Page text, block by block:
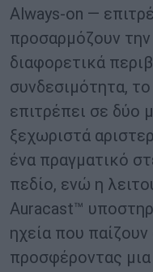
Always-on —
προσαρμόζουν
διαφορετικά
συνδεσιμότητα,
επιτρέπει σε δύο
ξεχωριστά
ένα πραγματικό
πεδίο, ενώ η
Auracast™
ηχεία που
προσφέροντας μια